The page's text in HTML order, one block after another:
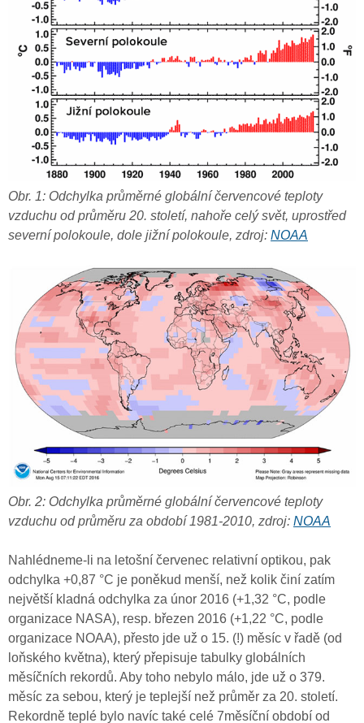
Obr. 1: Odchylka průměrné globální červencové teploty
vzduchu od průměru 20. století, nahoře celý svět, uprostřed
severní polokoule, dole jižní polokoule, zdroj: NOAA
Obr. 2: Odchylka průměrné globální červencové teploty
vzduchu od průměru za období 1981-2010, zdroj: NOAA
Nahlédneme-li na letošní červenec relativní optikou, pak
odchylka +0,87 °C je poněkud menší, než kolik činí zatím
největší kladná odchylka za únor 2016 (+1,32 °C, podle
organizace NASA), resp. březen 2016 (+1,22 °C, podle
organizace NOAA), přesto jde už o 15. (!) měsíc v řadě (od
loňského května), který přepisuje tabulky globálních
měsíčních rekordů. Aby toho nebylo málo, jde už o 379.
měsíc za sebou, který je teplejší než průměr za 20. století.
Rekordně teplé bylo navíc také celé 7měsíční období od